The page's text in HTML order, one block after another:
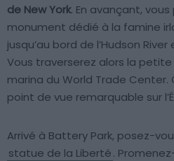
de New York. En avançant,
monument dédié à la famine
jusqu’au bord de l’Hudson
Vous traverserez alors la
marina du World Trade Center.
point de vue remarquable sur
Arrivé à Battery Park, posez-
statue de la Liberté.